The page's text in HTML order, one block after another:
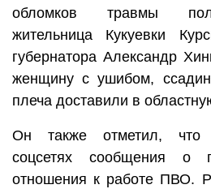
обломков травмы
жительница Кукуевки
губернатора Александр
женщину с ушибом,
плеча доставили в
Он также отметил, что
соцсетях сообщения о
отношения к работе ПВО.